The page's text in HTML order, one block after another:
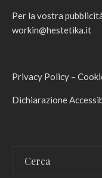
Per la vostra
workin@hestetika.it
Privacy Policy –
Dichiarazione